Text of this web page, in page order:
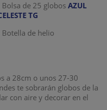
Bolsa de 25 globos AZUL
TG
Botella de helio
a 28cm o unos 27-30
te sobrarán globos de la
con aire y decorar en el